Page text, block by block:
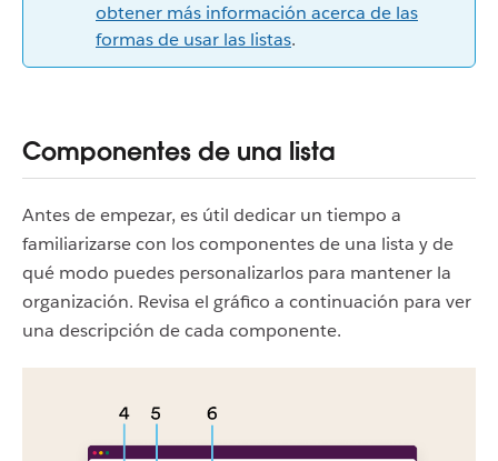
obtener más información acerca de las
formas de usar las listas.
Componentes de una lista
Antes de empezar, es útil dedicar un tiempo a
familiarizarse con los componentes de una lista y de
qué modo puedes personalizarlos para mantener la
organización. Revisa el gráfico a continuación para ver
una descripción de cada componente.